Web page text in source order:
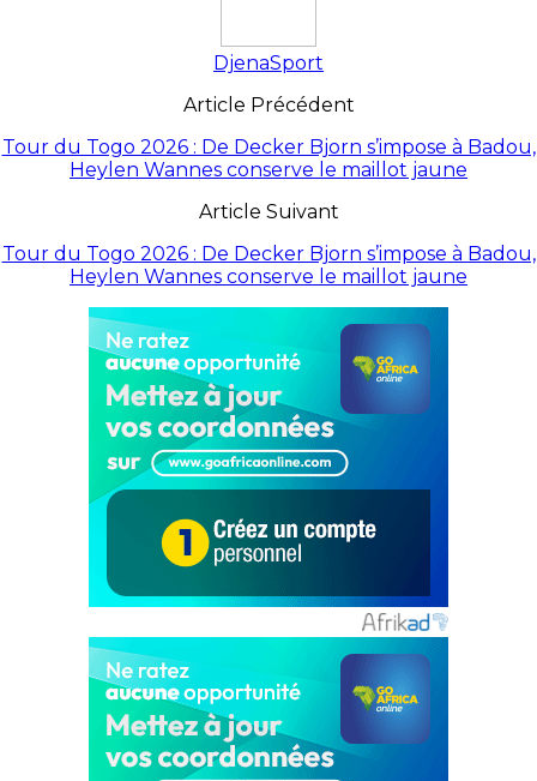
DjenaSport
Article Précédent
Tour du Togo 2026 : De Decker Bjorn s’impose à Badou,
Heylen Wannes conserve le maillot jaune
Article Suivant
Tour du Togo 2026 : De Decker Bjorn s’impose à Badou,
Heylen Wannes conserve le maillot jaune